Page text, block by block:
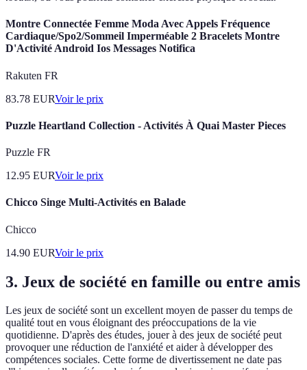
Montre Connectée Femme Moda Avec Appels Fréquence
Cardiaque/Spo2/Sommeil Imperméable 2 Bracelets Montre
D'Activité Android Ios Messages Notifica
Rakuten FR
83.78 EURVoir le prix
Puzzle Heartland Collection - Activités À Quai Master Pieces
Puzzle FR
12.95 EURVoir le prix
Chicco Singe Multi-Activités en Balade
Chicco
14.90 EURVoir le prix
3. Jeux de société en famille ou entre amis
Les jeux de société sont un excellent moyen de passer du temps de
qualité tout en vous éloignant des préoccupations de la vie
quotidienne. D'après des études, jouer à des jeux de société peut
provoquer une réduction de l'anxiété et aider à développer des
compétences sociales. Cette forme de divertissement ne date pas